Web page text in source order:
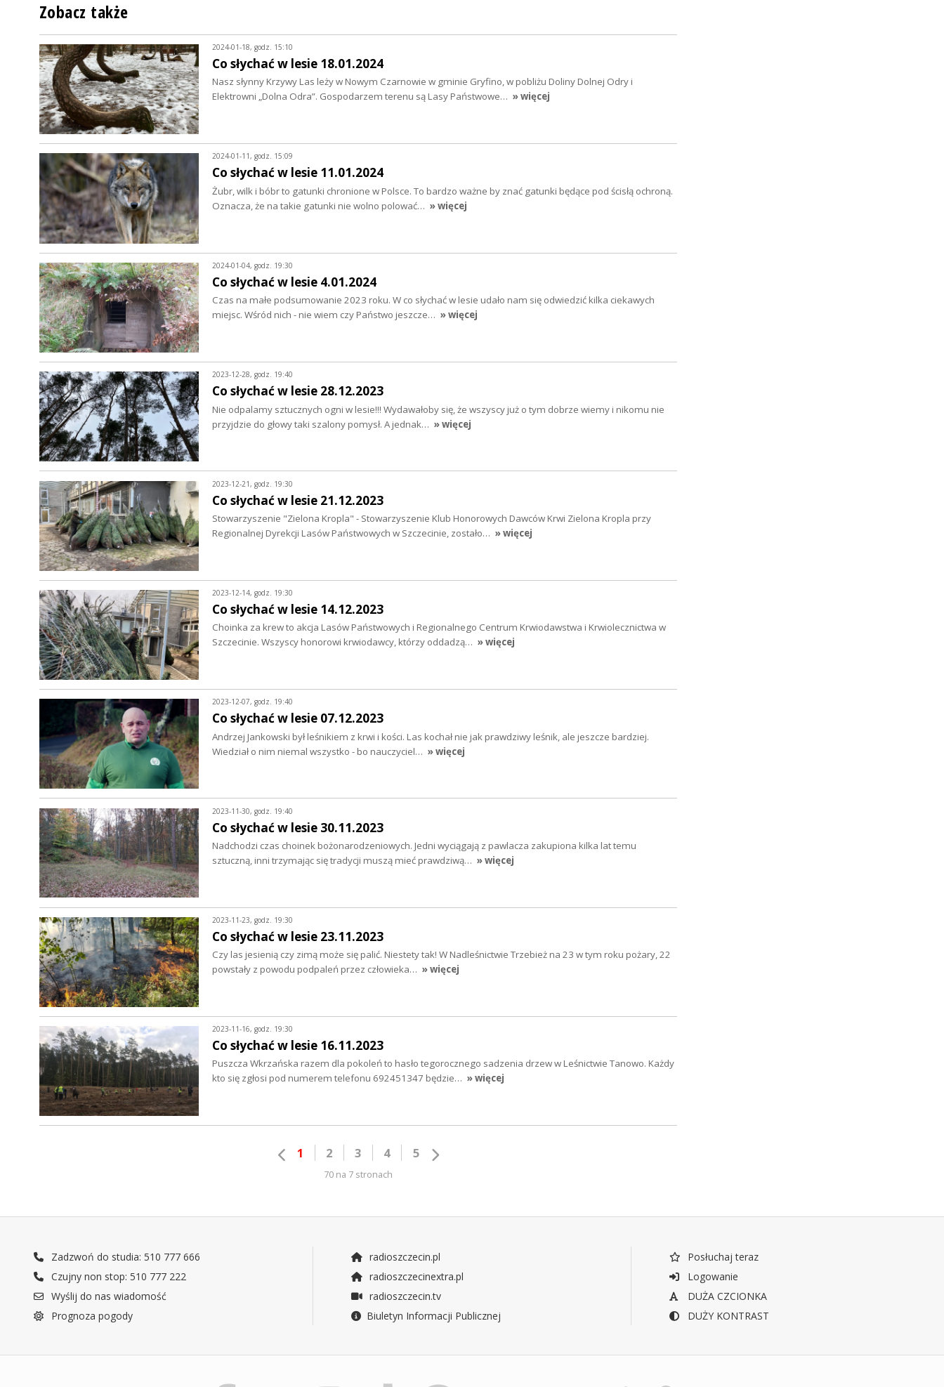
Zobacz także
2024-01-18, godz. 15:10
Co słychać w lesie 18.01.2024
Nasz słynny Krzywy Las leży w Nowym Czarnowie w gminie Gryfino, w pobliżu Doliny Dolnej Odry i
Elektrowni „Dolna Odra”. Gospodarzem terenu są Lasy Państwowe… » więcej
2024-01-11, godz. 15:09
Co słychać w lesie 11.01.2024
Żubr, wilk i bóbr to gatunki chronione w Polsce. To bardzo ważne by znać gatunki będące pod ścisłą ochroną.
Oznacza, że na takie gatunki nie wolno polować… » więcej
2024-01-04, godz. 19:30
Co słychać w lesie 4.01.2024
Czas na małe podsumowanie 2023 roku. W co słychać w lesie udało nam się odwiedzić kilka ciekawych
miejsc. Wśród nich - nie wiem czy Państwo jeszcze… » więcej
2023-12-28, godz. 19:40
Co słychać w lesie 28.12.2023
Nie odpalamy sztucznych ogni w lesie!!! Wydawałoby się, że wszyscy już o tym dobrze wiemy i nikomu nie
przyjdzie do głowy taki szalony pomysł. A jednak… » więcej
2023-12-21, godz. 19:30
Co słychać w lesie 21.12.2023
Stowarzyszenie "Zielona Kropla" - Stowarzyszenie Klub Honorowych Dawców Krwi Zielona Kropla przy
Regionalnej Dyrekcji Lasów Państwowych w Szczecinie, zostało… » więcej
2023-12-14, godz. 19:30
Co słychać w lesie 14.12.2023
Choinka za krew to akcja Lasów Państwowych i Regionalnego Centrum Krwiodawstwa i Krwiolecznictwa w
Szczecinie. Wszyscy honorowi krwiodawcy, którzy oddadzą… » więcej
2023-12-07, godz. 19:40
Co słychać w lesie 07.12.2023
Andrzej Jankowski był leśnikiem z krwi i kości. Las kochał nie jak prawdziwy leśnik, ale jeszcze bardziej.
Wiedział o nim niemal wszystko - bo nauczyciel… » więcej
2023-11-30, godz. 19:40
Co słychać w lesie 30.11.2023
Nadchodzi czas choinek bożonarodzeniowych. Jedni wyciągają z pawlacza zakupiona kilka lat temu
sztuczną, inni trzymając się tradycji muszą mieć prawdziwą… » więcej
2023-11-23, godz. 19:30
Co słychać w lesie 23.11.2023
Czy las jesienią czy zimą może się palić. Niestety tak! W Nadleśnictwie Trzebież na 23 w tym roku pożary, 22
powstały z powodu podpaleń przez człowieka… » więcej
2023-11-16, godz. 19:30
Co słychać w lesie 16.11.2023
Puszcza Wkrzańska razem dla pokoleń to hasło tegorocznego sadzenia drzew w Leśnictwie Tanowo. Każdy
kto się zgłosi pod numerem telefonu 692451347 będzie… » więcej
1 2 3 4 5
70 na 7 stronach
Zadzwoń do studia: 510 777 666
Czujny non stop: 510 777 222
Wyślij do nas wiadomość
Prognoza pogody
radioszczecin.pl
radioszczecinextra.pl
radioszczecin.tv
Biuletyn Informacji Publicznej
Posłuchaj teraz
Logowanie
DUŻA CZCIONKA
DUŻY KONTRAST